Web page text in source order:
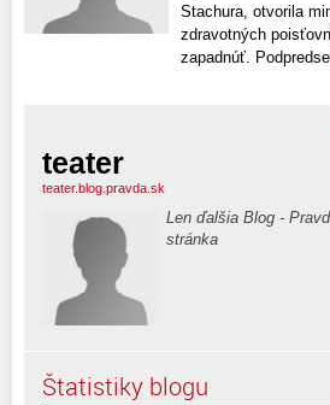
Stachura, otvorila
zdravotných
zapadnúť.
teater
teater.blog.pravda.sk
Len ďalšia Blog -
stránka
Štatistiky blogu